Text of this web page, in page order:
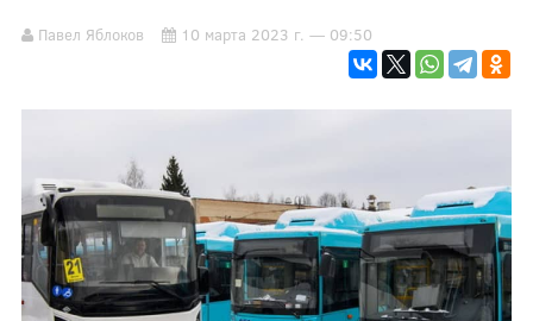
Павел Яблоков 10 марта 2023 г. — 09:50